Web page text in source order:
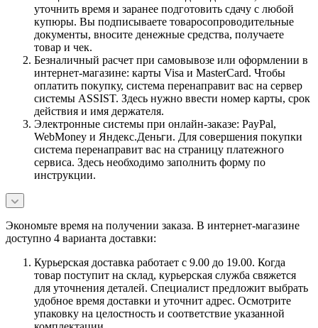
уточнить время и заранее подготовить сдачу с любой
купюры. Вы подписываете товаросопроводительные
документы, вносите денежные средства, получаете
товар и чек.
Безналичный расчет при самовывозе или оформлении в
интернет-магазине: карты Visa и MasterCard. Чтобы
оплатить покупку, система перенаправит вас на сервер
системы ASSIST. Здесь нужно ввести номер карты, срок
действия и имя держателя.
Электронные системы при онлайн-заказе: PayPal,
WebMoney и Яндекс.Деньги. Для совершения покупки
система перенаправит вас на страницу платежного
сервиса. Здесь необходимо заполнить форму по
инструкции.
Экономьте время на получении заказа. В интернет-магазине
доступно 4 варианта доставки:
Курьерская доставка работает с 9.00 до 19.00. Когда
товар поступит на склад, курьерская служба свяжется
для уточнения деталей. Специалист предложит выбрать
удобное время доставки и уточнит адрес. Осмотрите
упаковку на целостность и соответствие указанной